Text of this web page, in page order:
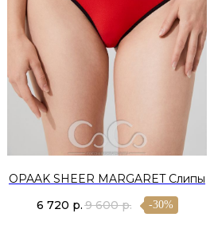
OPAAK SHEER MARGARET Слипы
6 720 р.9 600 р. -30%